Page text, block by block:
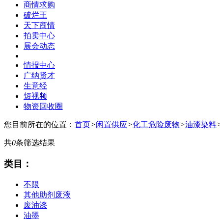
商情求购
破烂王
天下商情
拍卖中心
展会动态
情报中心
广纳贤才
生意经
短视频
物资回收圈
您目前所在的位置： 首页>闲置供应>化工危险废物>油漆染料
共0条筛选结果
类目：
不限
其他助剂废液
废油漆
油墨